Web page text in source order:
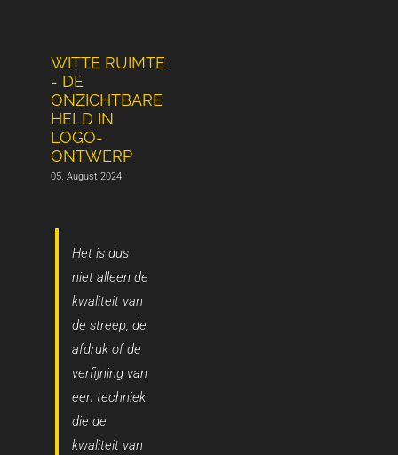
WITTE RUIMTE
- DE
ONZICHTBARE
HELD IN
LOGO-
ONTWERP
05. August 2024
Het is dus
niet alleen de
kwaliteit van
de streep, de
afdruk of de
verfijning van
een techniek
die de
kwaliteit van